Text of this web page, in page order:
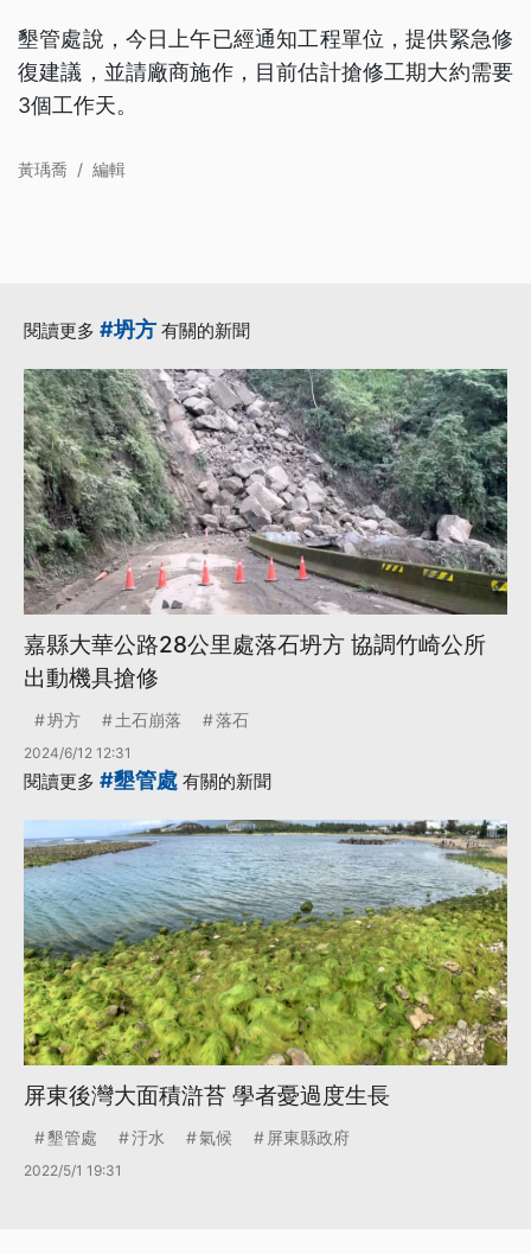
墾管處說，今日上午已經通知工程單位，提供緊急修
復建議，並請廠商施作，目前估計搶修工期大約需要
3個工作天。
黃瑀喬 / 編輯
閱讀更多 #坍方 有關的新聞
嘉縣大華公路28公里處落石坍方 協調竹崎公所
出動機具搶修
坍方 土石崩落 落石
2024/6/12 12:31
閱讀更多 #墾管處 有關的新聞
屏東後灣大面積滸苔 學者憂過度生長
墾管處 汙水 氣候 屏東縣政府
2022/5/1 19:31